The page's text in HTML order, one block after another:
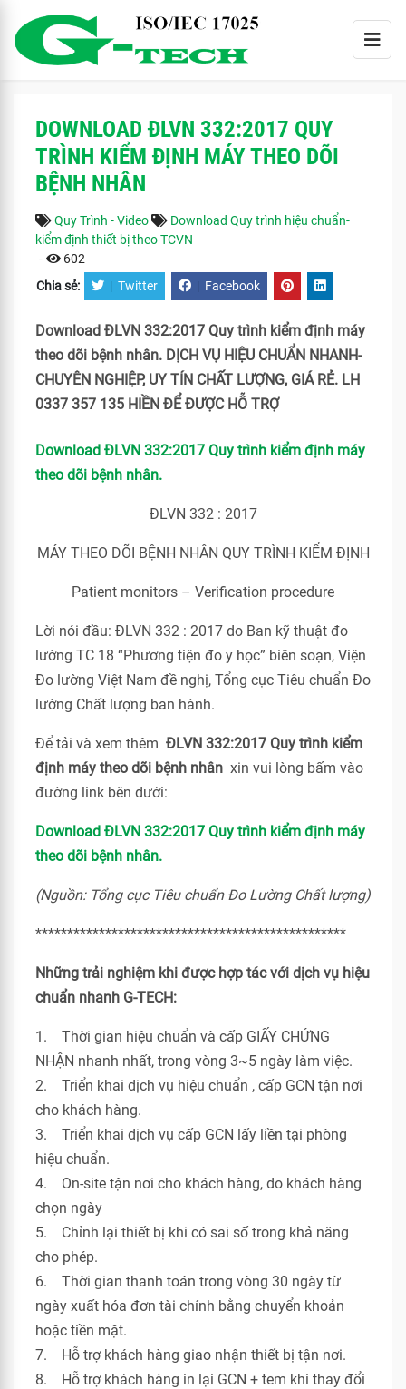
DOWNLOAD ĐLVN 332:2017 QUY
TRÌNH KIỂM ĐỊNH MÁY THEO DÕI
BỆNH NHÂN
Quy Trình - Video
Download Quy trình hiệu chuẩn-
kiểm định thiết bị theo TCVN
-
602
Chia sẻ: | Twitter | Facebook
Download ĐLVN 332:2017 Quy trình kiểm định máy
theo dõi bệnh nhân. DỊCH VỤ HIỆU CHUẨN NHANH-
CHUYÊN NGHIỆP, UY TÍN CHẤT LƯỢNG, GIÁ RẺ. LH
0337 357 135 HIỀN ĐỂ ĐƯỢC HỖ TRỢ
Download ĐLVN 332:2017 Quy trình kiểm định máy
theo dõi bệnh nhân.
ĐLVN 332 : 2017
MÁY THEO DÕI BỆNH NHÂN QUY TRÌNH KIỂM ĐỊNH
Patient monitors – Verification procedure
Lời nói đầu: ĐLVN 332 : 2017 do Ban kỹ thuật đo
lường TC 18 “Phương tiện đo y học” biên soạn, Viện
Đo lường Việt Nam đề nghị, Tổng cục Tiêu chuẩn Đo
lường Chất lượng ban hành.
Để tải và xem thêm ĐLVN 332:2017 Quy trình kiểm
định máy theo dõi bệnh nhân xin vui lòng bấm vào
đường link bên dưới:
Download ĐLVN 332:2017 Quy trình kiểm định máy
theo dõi bệnh nhân.
(Nguồn: Tổng cục Tiêu chuẩn Đo Lường Chất lượng)
*************************************************
Những trải nghiệm khi được hợp tác với dịch vụ hiệu
chuẩn nhanh G-TECH:
1. Thời gian hiệu chuẩn và cấp GIẤY CHỨNG
NHẬN nhanh nhất, trong vòng 3~5 ngày làm việc.
2. Triển khai dịch vụ hiệu chuẩn , cấp GCN tận nơi
cho khách hàng.
3. Triển khai dịch vụ cấp GCN lấy liền tại phòng
hiệu chuẩn.
4. On-site tận nơi cho khách hàng, do khách hàng
chọn ngày
5. Chỉnh lại thiết bị khi có sai số trong khả năng
cho phép.
6. Thời gian thanh toán trong vòng 30 ngày từ
ngày xuất hóa đơn tài chính bằng chuyển khoản
hoặc tiền mặt.
7. Hỗ trợ khách hàng giao nhận thiết bị tận nơi.
8. Hỗ trợ khách hàng in lại GCN + tem khi thay đổi